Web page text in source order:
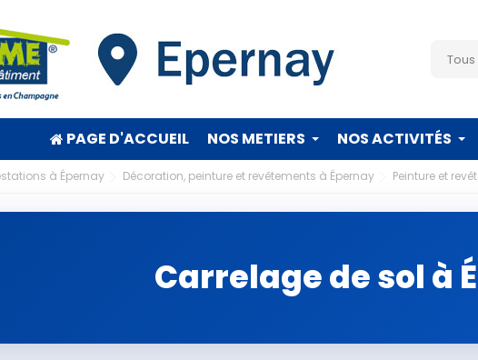
Tous
PAGE D'ACCUEIL NOS METIERS NOS ACTIVITÉS
à Épernay Décoration, peinture et revêtements à Épernay Peinture et
Carrelage de sol à